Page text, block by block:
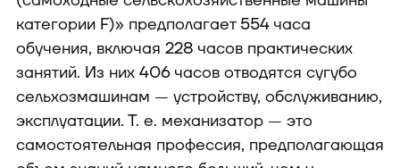
категории F)» предполагает 554 часа
обучения, включая 228 часов практических
занятий. Из них 406 часов отводятся сугубо
сельхозмашинам — устройству, обслуживанию,
эксплуатации. Т. е. механизатор — это
самостоятельная профессия, предполагающая